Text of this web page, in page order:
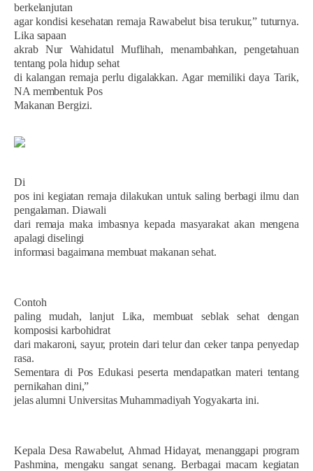
berkelanjutan
agar kondisi kesehatan remaja Rawabelut bisa terukur,” tuturnya.
Lika sapaan
akrab Nur Wahidatul Muflihah, menambahkan, pengetahuan
tentang pola hidup sehat
di kalangan remaja perlu digalakkan. Agar memiliki daya Tarik,
NA membentuk Pos
Makanan Bergizi.
Di
pos ini kegiatan remaja dilakukan untuk saling berbagi ilmu dan
pengalaman. Diawali
dari remaja maka imbasnya kepada masyarakat akan mengena
apalagi diselingi
informasi bagaimana membuat makanan sehat.
Contoh
paling mudah, lanjut Lika, membuat seblak sehat dengan
komposisi karbohidrat
dari makaroni, sayur, protein dari telur dan ceker tanpa penyedap
rasa.
Sementara di Pos Edukasi peserta mendapatkan materi tentang
pernikahan dini,”
jelas alumni Universitas Muhammadiyah Yogyakarta ini.
Kepala Desa Rawabelut, Ahmad Hidayat, menanggapi program
Pashmina, mengaku sangat senang. Berbagai macam kegiatan